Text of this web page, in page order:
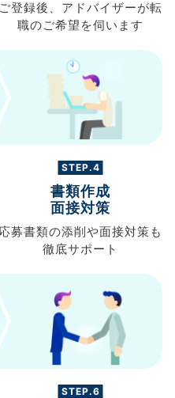
ご登録後、 アドバイザーが転
職のご希望を伺います
STEP.4
書類作成
面接対策
応募書類の添削や面接対策も
徹底サポート
STEP.6